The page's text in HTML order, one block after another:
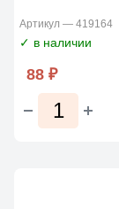
Артикул — 419164
✓ в наличии
88 ₽